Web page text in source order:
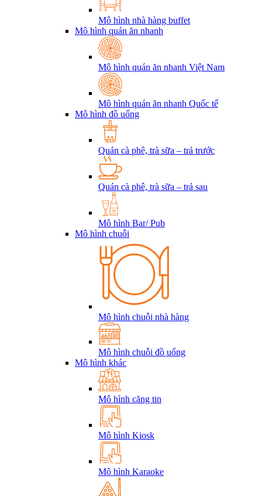
Mô hình nhà hàng buffet
Mô hình quán ăn nhanh
Mô hình quán ăn nhanh Việt Nam
Mô hình quán ăn nhanh Quốc tế
Mô hình đồ uống
Quán cà phê, trà sữa – trả trước
Quán cà phê, trà sữa – trả sau
Mô hình Bar/ Pub
Mô hình chuỗi
Mô hình chuỗi nhà hàng
Mô hình chuỗi đồ uống
Mô hình khác
Mô hình căng tin
Mô hình Kiosk
Mô hình Karaoke